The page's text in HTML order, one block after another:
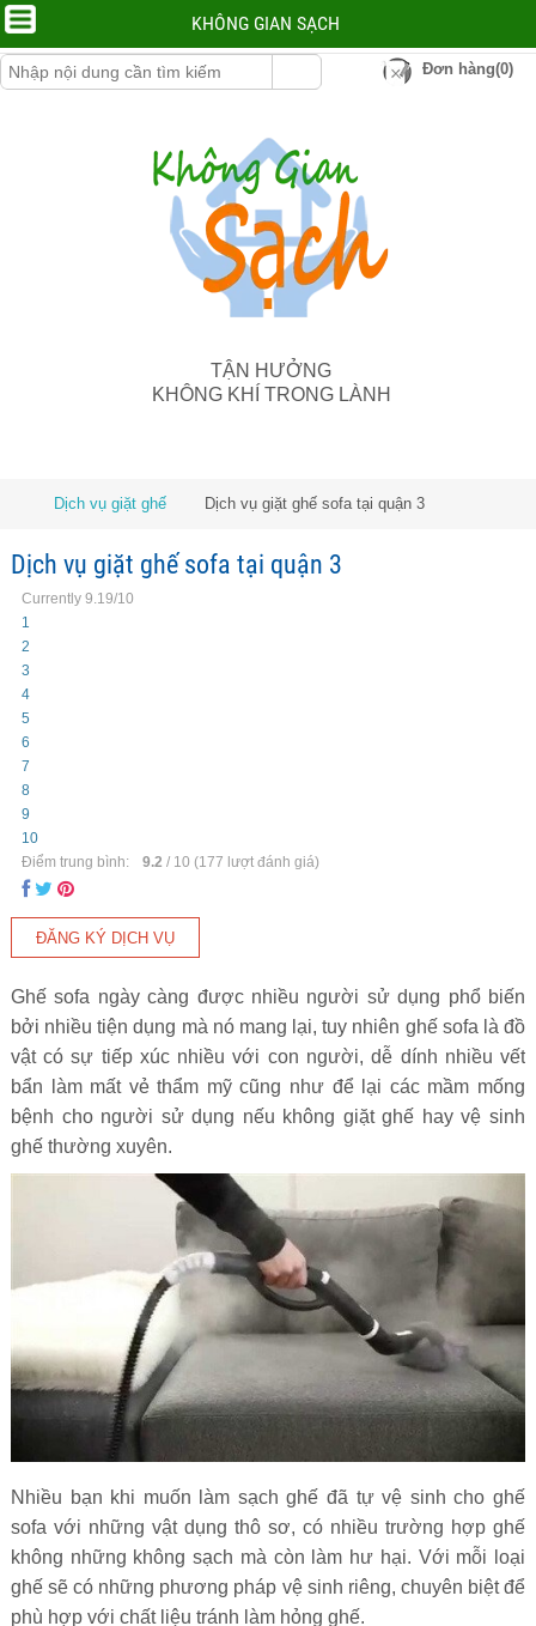
KHÔNG GIAN SẠCH
Đơn hàng(0)
TẬN HƯỞNG
KHÔNG KHÍ TRONG LÀNH
Dịch vụ giặt ghế Dịch vụ giặt ghế sofa tại quận 3
Dịch vụ giặt ghế sofa tại quận 3
Currently 9.19/10
1
2
3
4
5
6
7
8
9
10
Điểm trung bình:
9.2 / 10 (177 lượt đánh giá)
Ghế sofa ngày càng được nhiều người sử dụng phổ biến
bởi nhiều tiện dụng mà nó mang lại, tuy nhiên ghế sofa là đồ
vật có sự tiếp xúc nhiều với con người, dễ dính nhiều vết
bẩn làm mất vẻ thẩm mỹ cũng như để lại các mầm mống
bệnh cho người sử dụng nếu không giặt ghế hay vệ sinh
ghế thường xuyên.
Nhiều bạn khi muốn làm sạch ghế đã tự vệ sinh cho ghế
sofa với những vật dụng thô sơ, có nhiều trường hợp ghế
không những không sạch mà còn làm hư hại. Với mỗi loại
ghế sẽ có những phương pháp vệ sinh riêng, chuyên biệt để
phù hợp với chất liệu tránh làm hỏng ghế.